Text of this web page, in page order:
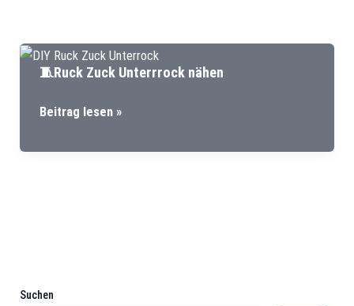
🧵Ruck Zuck Unterrrock nähen
🧵
Zuck
Beitrag lesen »
Suchen